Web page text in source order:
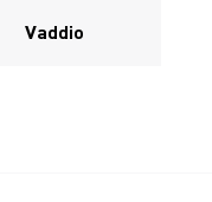
Vaddio